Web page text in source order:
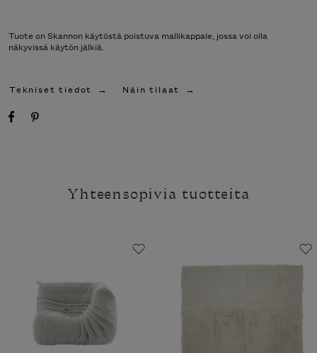
Tuote on Skannon käytöstä poistuva mallikappale, jossa voi olla
näkyvissä käytön jälkiä.
Tekniset tiedot Näin tilaat
Yhteensopivia tuotteita